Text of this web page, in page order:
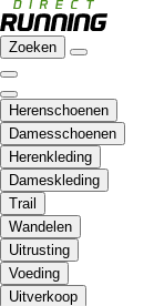
Zoeken
Herenschoenen
Damesschoenen
Herenkleding
Dameskleding
Trail
Wandelen
Uitrusting
Voeding
Uitverkoop